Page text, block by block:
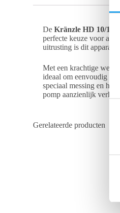
i
DeKränzle HD 10/122
perfecte keuze voor
uitrusting is dit apparaat
Met een krachtige
ideaal om eenvoudig
speciaal messing en het
pomp aanzienlijk
Gerelateerde producten